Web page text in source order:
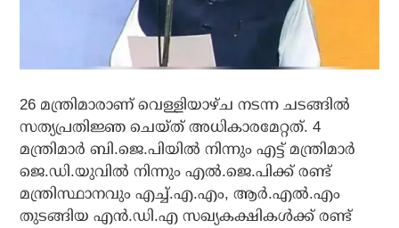
26 മന്ത്രിമാരാണ് വെള്ളിയാഴ്ച നടന്ന ചടങ്ങില്‍
സത്യപ്രതിജ്ഞ ചെയ്ത് അധികാരമേറ്റത്. 4
മന്ത്രിമാര്‍ ബി.ജെ.പിയില്‍ നിന്നും എട്ട് മന്ത്രിമാര്‍
ജെ.ഡി.യുവില്‍ നിന്നും എല്‍.ജെ.പിക്ക് രണ്ട്
മന്ത്രിസ്ഥാനവും എച്ച്.എ.എം, ആര്‍.എല്‍.എം
തുടങ്ങിയ എന്‍.ഡി.എ സഖ്യകക്ഷികള്‍ക്ക് രണ്ട്